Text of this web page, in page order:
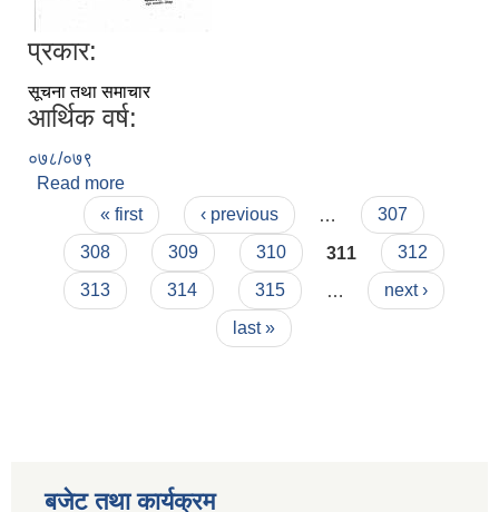
प्रकार:
सूचना तथा समाचार
आर्थिक वर्ष:
०७८/०७९
Read more
सूचना ।
Pages« first ‹ previous
307
308
309 310 311
312
313
314 315
next ›
last »
बजेट तथा कार्यक्रम